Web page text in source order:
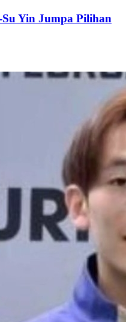
Yin Jumpa Pilihan